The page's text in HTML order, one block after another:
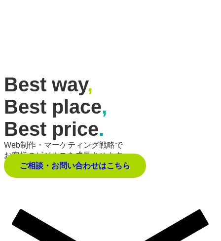
Best way,
Best place,
Best price.
Web制作・マーケティング戦略で
お客様のビジネスを成長させます。
ご相談・お問い合わせはこちら